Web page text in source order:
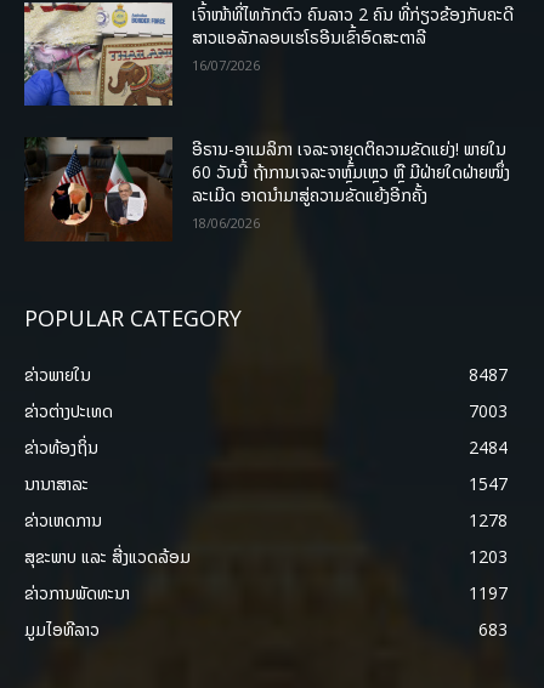
ເຈົ້າໜ້າທີ່ໄທກັກຕົວ ຄົນລາວ 2 ຄົນ ທີ່ກ່ຽວຂ້ອງກັບຄະດີ
ສາວແອລັກລອບເຮໂຣອີນເຂົ້າອົດສະຕາລີ
16/07/2026
ອີຣານ-ອາເມລິກາ ເຈລະຈາຍຸດຕິຄວາມຂັດແຍ່ງ! ພາຍໃນ
60 ວັນນີ້ ຖ້າການເຈລະຈາຫຼົ້ມເຫຼວ ຫຼື ມີຝ່າຍໃດຝ່າຍໜຶ່ງ
ລະເມີດ ອາດນໍາມາສູ່ຄວາມຂັດແຍ້ງອີກຄັ້ງ
18/06/2026
POPULAR CATEGORY
ຂ່າວພາຍ​ໃນ
8487
ຂ່າວຕ່າງປະເທດ
7003
ຂ່າວທ້ອງຖິ່ນ
2484
ນານາສາລະ
1547
ຂ່າວເຫດການ
1278
ສຸຂະພາບ ແລະ ສີ່ງແວດລ້ອມ
1203
ຂ່າວການພັດທະນາ
1197
ມູມໄອທີລາວ
683